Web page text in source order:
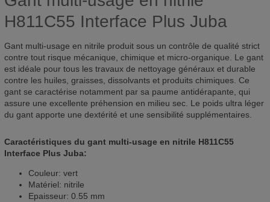
H811C55 Interface Plus Juba
Gant multi-usage en nitrile produit sous un contrôle de qualité strict
contre tout risque mécanique, chimique et micro-organique. Le gant
est idéale pour tous les travaux de nettoyage généraux et durable
contre les huiles, graisses, dissolvants et produits chimiques. Ce
gant se caractérise notamment par sa paume antidérapante, qui
assure une excellente préhension en milieu sec. Le poids ultra léger
du gant apporte une dextérité et une sensibilité supplémentaires.
Caractéristiques du gant multi-usage en nitrile H811C55
Interface Plus Juba:
Couleur: vert
Matériel: nitrile
Epaisseur: 0.55 mm